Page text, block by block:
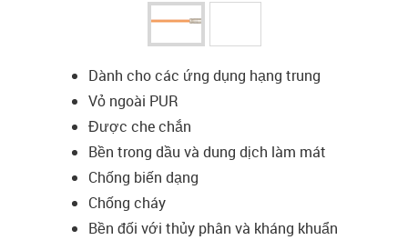
Dành cho các ứng dụng hạng trung
Vỏ ngoài PUR
Được che chắn
Bền trong dầu và dung dịch làm mát
Chống biến dạng
Chống cháy
Bền đối với thủy phân và kháng khuẩn